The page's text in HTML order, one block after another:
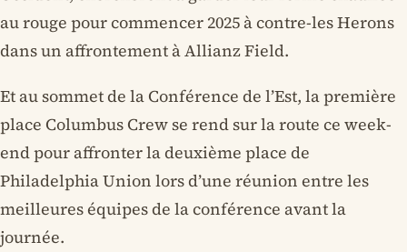
au rouge pour commencer 2025 à contre-les Herons
dans un affrontement à Allianz Field.
Et au sommet de la Conférence de l’Est, la première
place Columbus Crew se rend sur la route ce week-
end pour affronter la deuxième place de
Philadelphia Union lors d’une réunion entre les
meilleures équipes de la conférence avant la
journée.